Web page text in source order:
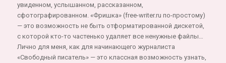
увиденном, услышанном, рассказанном,
сфотографированном. «Фришка» (free-writer.ru по-простому)
— это возможность не быть отформатированной дискетой,
с которой кто-то частенько удаляет все ненужные файлы…
Лично для меня, как для начинающего журналиста
«Свободный писатель» — это классная возможность узнать,